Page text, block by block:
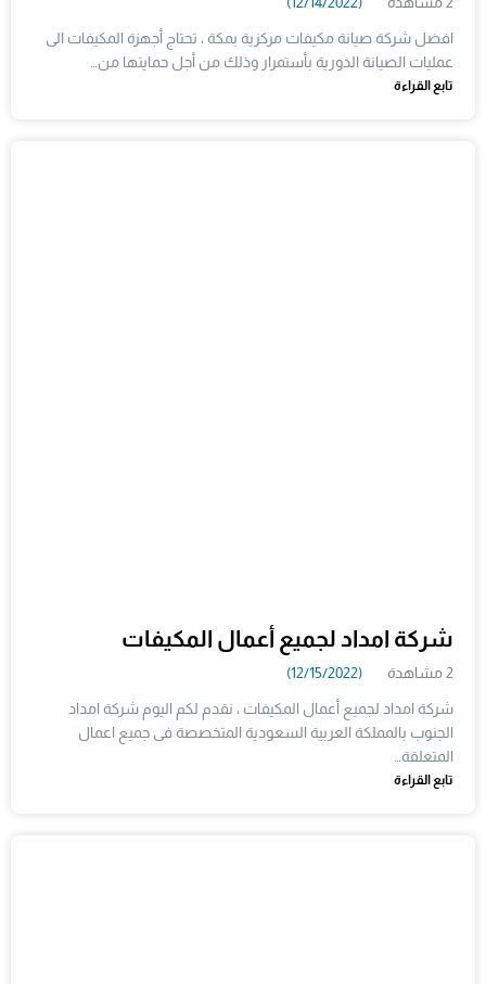
افضل شركة صيانة مكيفات مركزية بمكة ، تحتاج أجهزة المكيفات الى
عمليات الصيانة الدورية بأستمرار وذلك من أجل حمايتها من…
تابع القراءة
شركة امداد لجميع أعمال المكيفات
2 مشاهدة (12/15/2022)
شركة امداد لجميع أعمال المكيفات ، نقدم لكم اليوم شركة امداد
الجنوب بالمملكة العربية السعودية المتخصصة فى جميع اعمال
المتعلقة…
تابع القراءة